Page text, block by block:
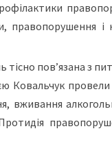
і
пов’язана з
Ковальчук
вживання